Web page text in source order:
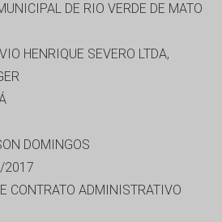
DE RIO VERDE DE MATO
HENRIQUE SEVERO LTDA,
DOMINGOS
2017
CONTRATO ADMINISTRATIVO